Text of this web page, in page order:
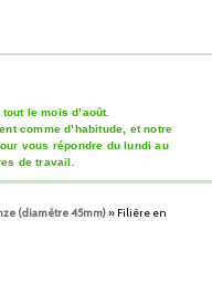
le mois d’août.
comme d’habitude, et notre
vous répondre du lundi au
de travail.
(diamètre 45mm)» Filière en